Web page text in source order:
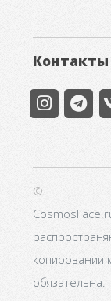
©
копировании
обязательна.